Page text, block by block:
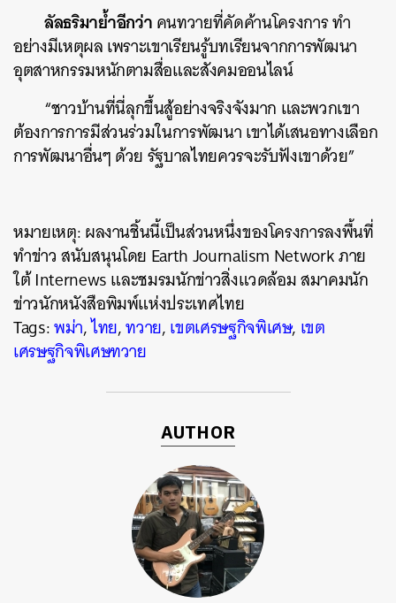
ลัลธริมาย้ำอีกว่าคนทวายที่คัดค้านโครงการ ทำ
อย่างมีเหตุผล เพราะเขาเรียนรู้บทเรียนจากการพัฒนา
อุตสาหกรรมหนักตามสื่อและสังคมออนไลน์
“ชาวบ้านที่นี่ลุกขึ้นสู้อย่างจริงจังมาก และพวกเขา
ต้องการการมีส่วนร่วมในการพัฒนา เขาได้เสนอทางเลือก
การพัฒนาอื่นๆ ด้วย รัฐบาลไทยควรจะรับฟังเขาด้วย”
หมายเหตุ: ผลงานชิ้นนี้เป็นส่วนหนึ่งของโครงการลงพื้นที่
ทำข่าว สนับสนุนโดย Earth Journalism Network ภาย
ใต้ Internews และชมรมนักข่าวสิ่งแวดล้อม สมาคมนัก
ข่าวนักหนังสือพิมพ์แห่งประเทศไทย
Tags:พม่า,ไทย,ทวาย,เขตเศรษฐกิจพิเศษ, เขต
เศรษฐกิจพิเศษทวาย
AUTHOR